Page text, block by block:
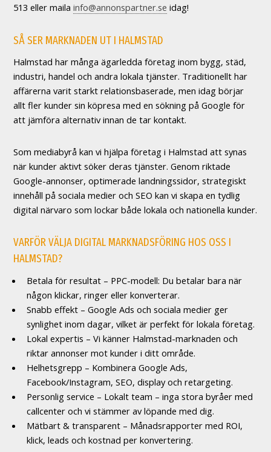
513 eller maila info@annonspartner.se idag!
SÅ SER MARKNADEN UT I HALMSTAD
Halmstad har många ägarledda företag inom bygg, städ,
industri, handel och andra lokala tjänster. Traditionellt har
affärerna varit starkt relationsbaserade, men idag börjar
allt fler kunder sin köpresa med en sökning på Google för
att jämföra alternativ innan de tar kontakt.
Som mediabyrå kan vi hjälpa företag i Halmstad att synas
när kunder aktivt söker deras tjänster. Genom riktade
Google-annonser, optimerade landningssidor, strategiskt
innehåll på sociala medier och SEO kan vi skapa en tydlig
digital närvaro som lockar både lokala och nationella kunder.
VARFÖR VÄLJA DIGITAL MARKNADSFÖRING HOS OSS I
HALMSTAD?
Betala för resultat – PPC-modell: Du betalar bara när
någon klickar, ringer eller konverterar.
Snabb effekt – Google Ads och sociala medier ger
synlighet inom dagar, vilket är perfekt för lokala företag.
Lokal expertis – Vi känner Halmstad-marknaden och
riktar annonser mot kunder i ditt område.
Helhetsgrepp – Kombinera Google Ads,
Facebook/Instagram, SEO, display och retargeting.
Personlig service – Lokalt team – inga stora byråer med
callcenter och vi stämmer av löpande med dig.
Mätbart & transparent – Månadsrapporter med ROI,
klick, leads och kostnad per konvertering.